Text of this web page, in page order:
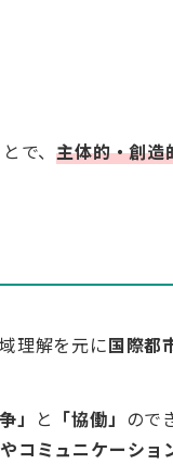
で、主体的・創造
理解を元に国際都
」 と 「協働」 ので
コミュニケーショ